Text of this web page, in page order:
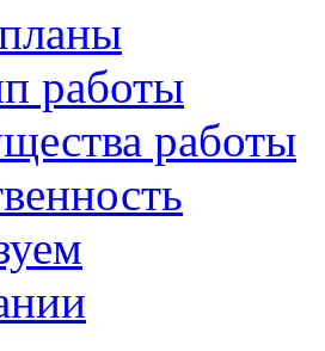
работы
работы